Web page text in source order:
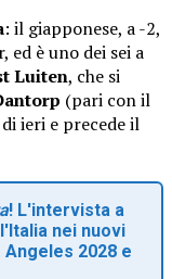
: il giapponese, a -2,
ed è uno dei sei a
Luiten, che si
(pari con il
ieri e precede il
! L'intervista a
nei nuovi
2028 e